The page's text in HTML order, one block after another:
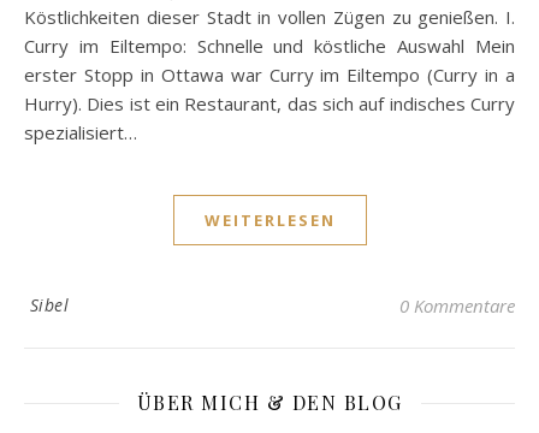
Köstlichkeiten dieser Stadt in vollen Zügen zu genießen. I.
Curry im Eiltempo: Schnelle und köstliche Auswahl Mein
erster Stopp in Ottawa war Curry im Eiltempo (Curry in a
Hurry). Dies ist ein Restaurant, das sich auf indisches Curry
spezialisiert…
WEITERLESEN
Sibel 0 Kommentare
ÜBER MICH & DEN BLOG